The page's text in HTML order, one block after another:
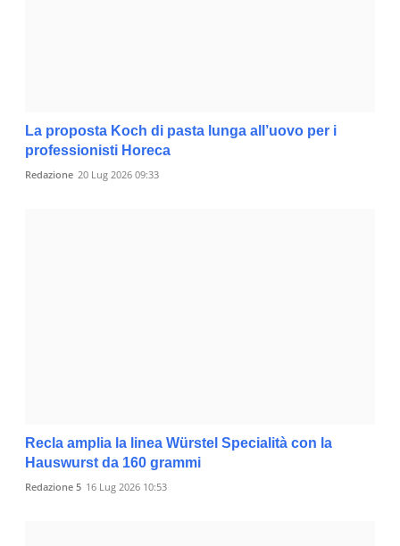
La proposta Koch di pasta lunga all’uovo per i
professionisti Horeca
Redazione 20 Lug 2026 09:33
Recla amplia la linea Würstel Specialità con la
Hauswurst da 160 grammi
Redazione 5 16 Lug 2026 10:53